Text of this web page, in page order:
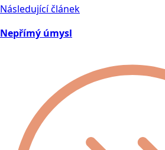
Následující článek
Nepřímý úmysl